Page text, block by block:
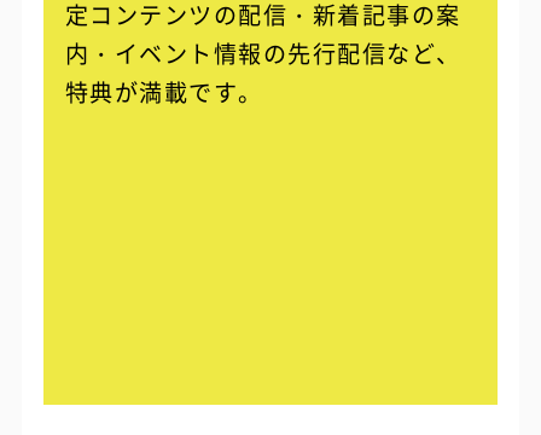
定コンテンツの配信・ 新着記事の案
内・イベント情報の先行配信など、
特典が満載です。